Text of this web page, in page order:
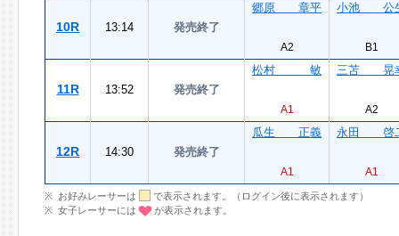
10R 13:14 発売終了
郷原 章平
A2
小池 公
B1
11R 13:52 発売終了
松村 敏
A1
三苫 晃
A2
12R 14:30 発売終了
瓜生 正義
A1
永田 啓
A1
お好みレーサーは
で表示されます。（ログイン後に表示されます）
女子レーサーには
が表示されます。